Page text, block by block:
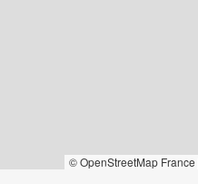
© OpenStreetMap